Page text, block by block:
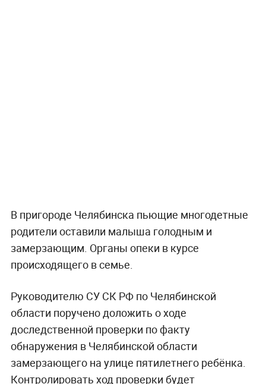
В пригороде Челябинска пьющие многодетные
родители оставили малыша голодным и
замерзающим. Органы опеки в курсе
происходящего в семье.
Руководителю СУ СК РФ по Челябинской
области поручено доложить о ходе
доследственной проверки по факту
обнаружения в Челябинской области
замерзающего на улице пятилетнего ребёнка.
Контролировать ход проверки будет